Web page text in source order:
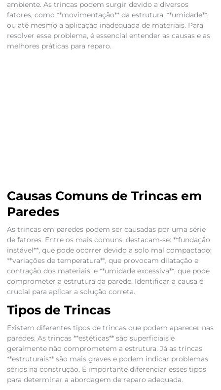
ambiente. As trincas podem surgir devido a diversos
fatores, como **movimentação** da estrutura, **umidade**,
ou até mesmo a aplicação inadequada de materiais. Para
resolver esse problema, é essencial entender as causas e as
melhores práticas para reparo.
Causas Comuns de Trincas em
Paredes
As trincas em paredes podem ser causadas por uma série
de fatores. Entre os mais comuns, destacam-se: **fundação
instável**, que pode ocorrer devido a solo mal compactado;
**variações de temperatura**, que provocam dilatação e
contração dos materiais; e **umidade excessiva**, que pode
comprometer a estrutura da parede. Identificar a causa é
crucial para aplicar a solução correta.
Tipos de Trincas
Existem diferentes tipos de trincas que podem aparecer nas
paredes. As trincas **estéticas** são superficiais e
geralmente não comprometem a estrutura. Já as trincas
**estruturais** são mais graves e podem indicar problemas
sérios na construção. É importante diferenciar esses tipos
para determinar a abordagem de reparo adequada.